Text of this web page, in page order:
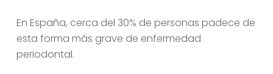
En España, cerca del 30% de personas padece de
esta forma más grave de enfermedad
periodontal.